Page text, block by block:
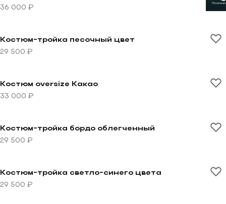
36 000 ₽
Костюм-тройка песочный цвет
29 500 ₽
Костюм oversize Какао
33 000 ₽
Перейти к товару Костюм-тройка бордо
Костюм-тройка бордо облегченный
29 500 ₽
Перейти к товару Костюм-тройка светло-синего
Костюм-тройка светло-синего цвета
29 500 ₽